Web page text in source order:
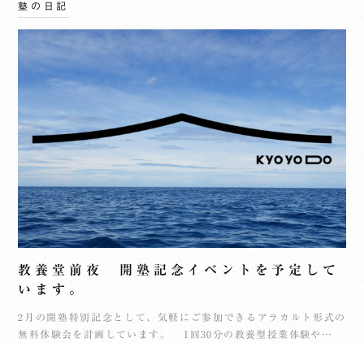
塾の日記
教養堂前夜 開塾記念イベントを予定して
います。
2月の開塾特別記念として、気軽にご参加できるアラカルト形式の
無料体験会を計画しています。 1回30分の教養型授業体験や…